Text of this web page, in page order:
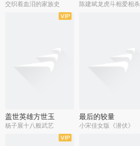
交织着血泪的家族史 陈建斌龙虎斗相爱相杀
盖世英雄方世玉
杨子展十八般武艺
最后的较量
小宋佳女版《潜伏》